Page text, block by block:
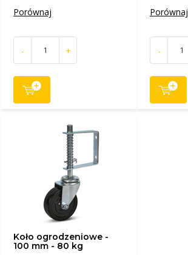
Porównaj
- +
Porównaj
-
Koło ogrodzeniowe -
100 mm - 80 kg